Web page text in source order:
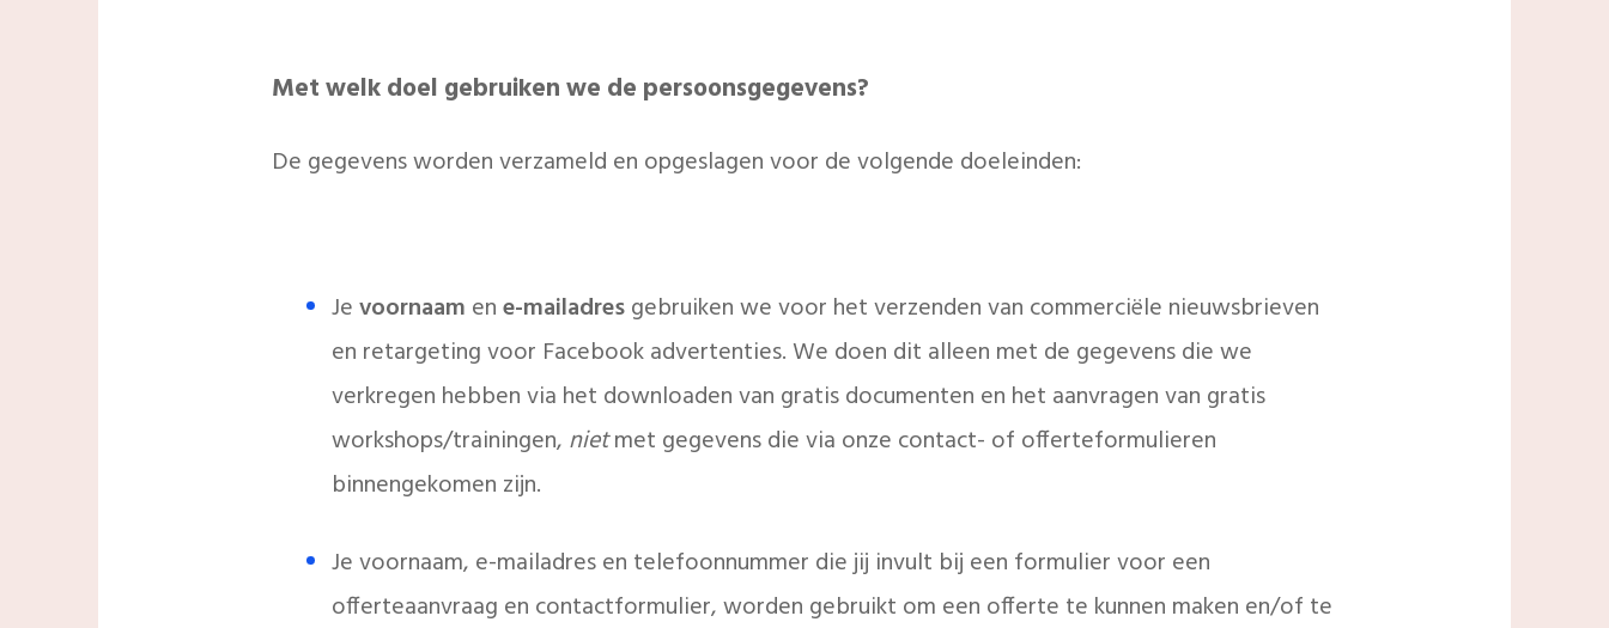
Met welk doel gebruiken we de persoonsgegevens?
De gegevens worden verzameld en opgeslagen voor de volgende doeleinden:
​Jevoornaam ene-mailadresgebruiken we voor het verzenden van commerciële nieuwsbrieven
en retargeting voor Facebook advertenties. We doen dit alleen met de gegevens die we
verkregen hebben via het downloaden van gratis documenten en het aanvragen van gratis
workshops/trainingen, nietmet gegevens die via onze contact- of offerteformulieren
binnengekomen zijn.
Je voornaam, e-mailadres en telefoonnummer die jij invult bij een formulier voor een
offerteaanvraag en contactformulier, worden gebruikt om een offerte te kunnen maken en/of te